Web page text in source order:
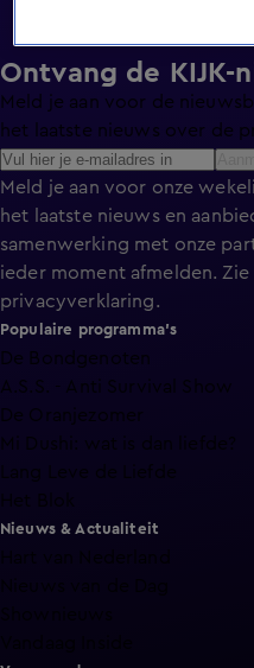
Ontvang de KIJK-
Meld je aan voor de
het laatste nieuws over de
Meld je aan voor onze
het laatste nieuws en
samenwerking met onze
ieder moment afmelden.
privacyverklaring.
Populaire programma's
De Bondgenoten
A.S.S. - Anti Survival Show
De Oranjezomer
Mi Dushi: wat is dan liefde?
Lang Leve de Liefde
Nieuws & Actualiteit